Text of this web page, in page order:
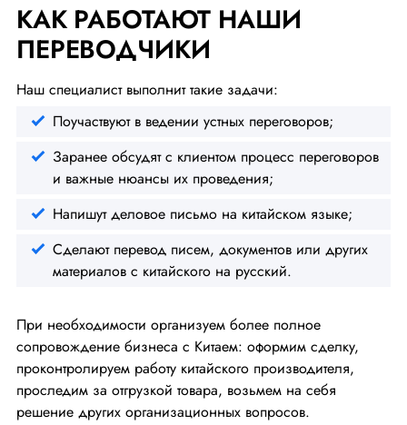
КАК РАБОТАЮТ НАШИ
ПЕРЕВОДЧИКИ
Наш специалист выполнит такие задачи:
Поучаствуют в ведении устных переговоров;
Заранее обсудят с клиентом процесс переговоров
и важные нюансы их проведения;
Напишут деловое письмо на китайском языке;
Сделают перевод писем, документов или других
материалов с китайского на русский.
При необходимости организуем более полное
сопровождение бизнеса с Китаем: оформим сделку,
проконтролируем работу китайского производителя,
проследим за отгрузкой товара, возьмем на себя
решение других организационных вопросов.